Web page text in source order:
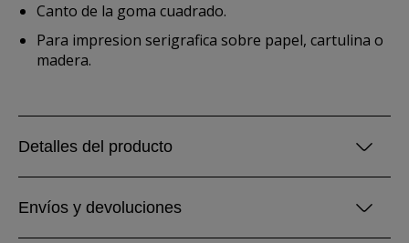
Canto de la goma cuadrado.
Para impresion serigrafica sobre papel, cartulina o
madera.
Detalles del producto
Envíos y devoluciones